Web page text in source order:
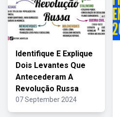
Identifique E Explique
Dois Levantes Que
Antecederam A
Revolução Russa
07 September 2024